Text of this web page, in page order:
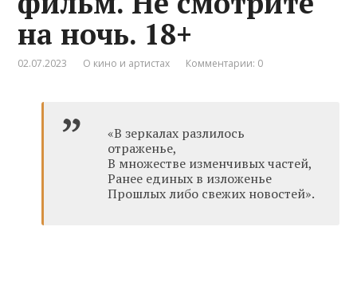
на ночь. 18+
02.07.2023 О кино и артистах Комментарии: 0
«В зеркалах разлилось
отраженье,
В множестве изменчивых частей,
Ранее единых в изложенье
Прошлых либо свежих новостей».